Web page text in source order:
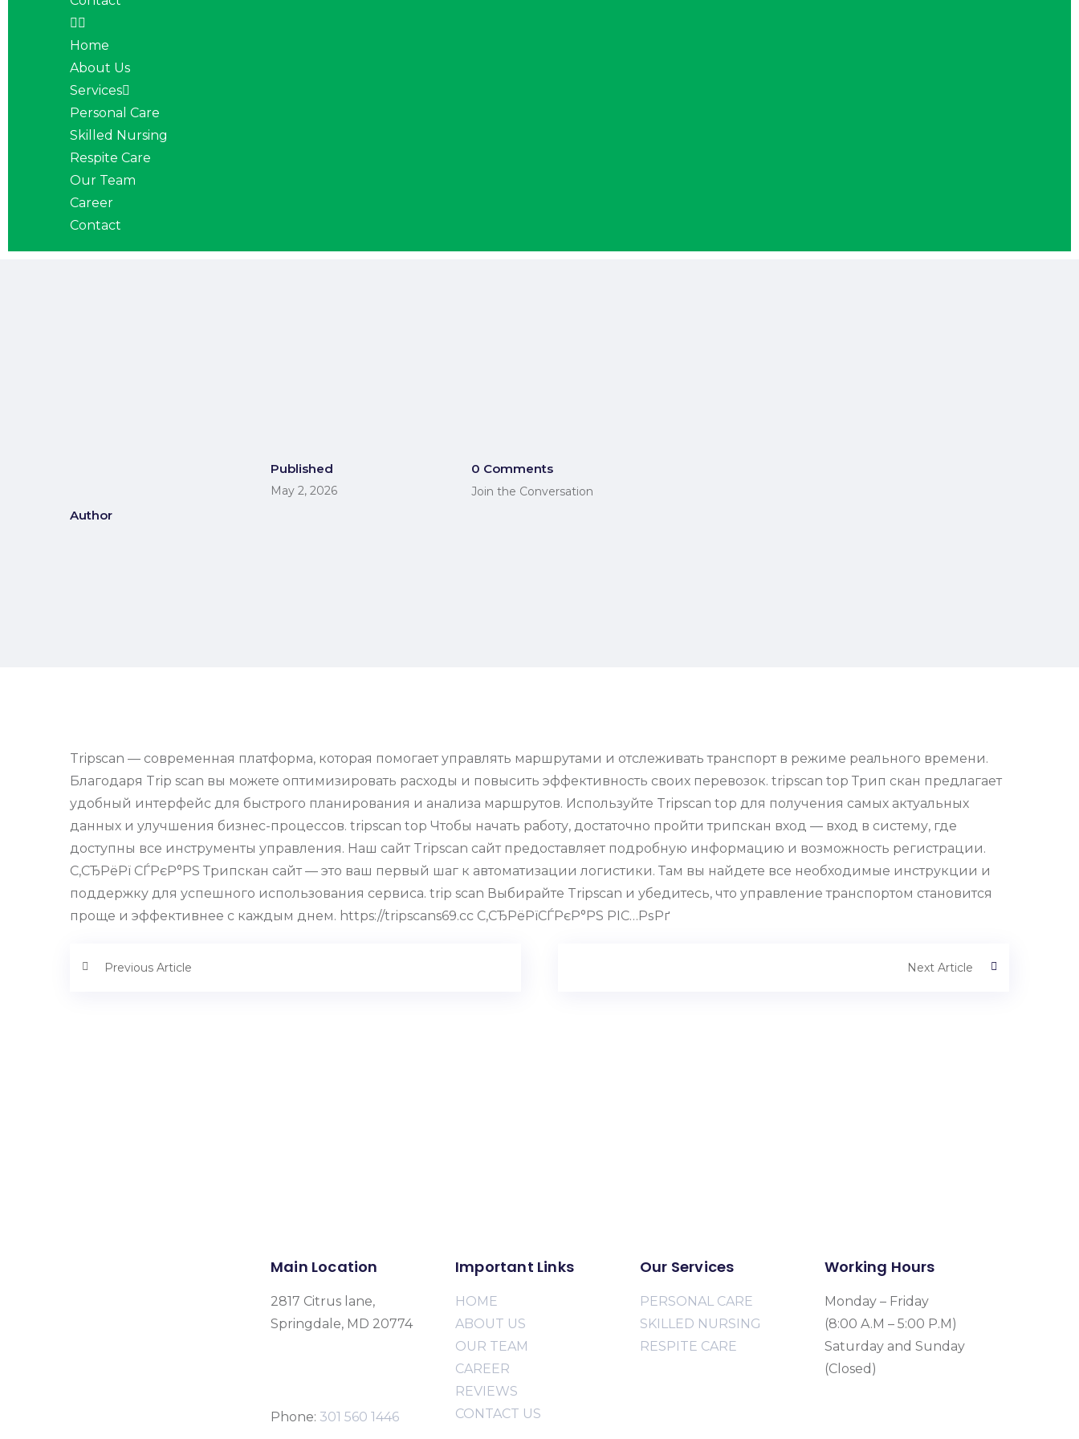
Home
About Us
Services
Personal Care
Skilled Nursing
Respite Care
Our Team
Career
Contact
Author
Published
May 2, 2026
0 Comments
Join the Conversation
Tripscan — современная платформа, которая помогает управлять маршрутами и отслеживать транспорт в режиме реального времени.
Благодаря Trip scan вы можете оптимизировать расходы и повысить эффективность своих перевозок. tripscan top Трип скан предлагает
удобный интерфейс для быстрого планирования и анализа маршрутов. Используйте Tripscan top для получения самых актуальных
данных и улучшения бизнес-процессов. tripscan top Чтобы начать работу, достаточно пройти трипскан вход — вход в систему, где
доступны все инструменты управления. Наш сайт Tripscan сайт предоставляет подробную информацию и возможность регистрации.
С‚СЂРёРї СЃРєР°РЅ Трипскан сайт — это ваш первый шаг к автоматизации логистики. Там вы найдете все необходимые инструкции и
поддержку для успешного использования сервиса. trip scan Выбирайте Tripscan и убедитесь, что управление транспортом становится
проще и эффективнее с каждым днем. https://tripscans69.cc С‚СЂРёРїСЃРєР°РЅ РІС…РѕРґ
Previous Article Next Article
Main Location
2817 Citrus lane,
Springdale, MD 20774
Phone: 301 560 1446
Important Links
HOME
ABOUT US
OUR TEAM
CAREER
REVIEWS
CONTACT US
Our Services
PERSONAL CARE
SKILLED NURSING
RESPITE CARE
Working Hours
Monday – Friday
(8:00 A.M – 5:00 P.M)
Saturday and Sunday
(Closed)